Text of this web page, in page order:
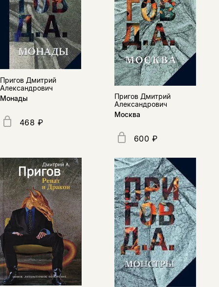
Пригов Дмитрий
Александрович
Монады
468 ₽
Пригов Дмитрий
Александрович
Москва
600 ₽